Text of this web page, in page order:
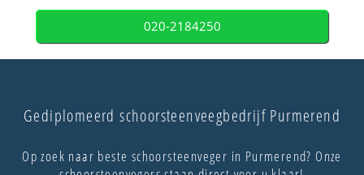
020-2184250
Gediplomeerd schoorsteenveegbedrijf Purmerend
Op zoek naar beste schoorsteenveger in Purmerend? Onze